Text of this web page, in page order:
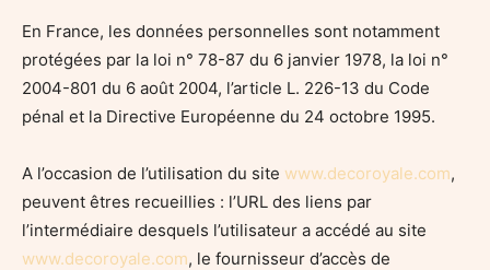
En France, les données personnelles sont notamment
protégées par la loi n° 78-87 du 6 janvier 1978, la loi n°
2004-801 du 6 août 2004, l’article L. 226-13 du Code
pénal et la Directive Européenne du 24 octobre 1995.
A l’occasion de l’utilisation du site www.decoroyale.com,
peuvent êtres recueillies : l’URL des liens par
l’intermédiaire desquels l’utilisateur a accédé au site
www.decoroyale.com, le fournisseur d’accès de